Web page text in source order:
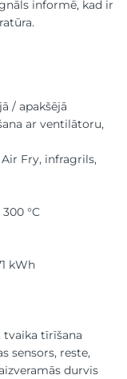
informē, kad ir
/ apakšējā
ar ventilātoru,
Fry, infragrils,
°C
kWh
tīrīšana
sensors, reste,
durvis